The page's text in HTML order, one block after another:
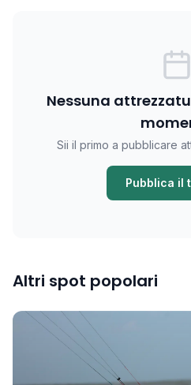
Nessuna
Sii il primo a pubblicare
Pubblica il
Altri spot popolari